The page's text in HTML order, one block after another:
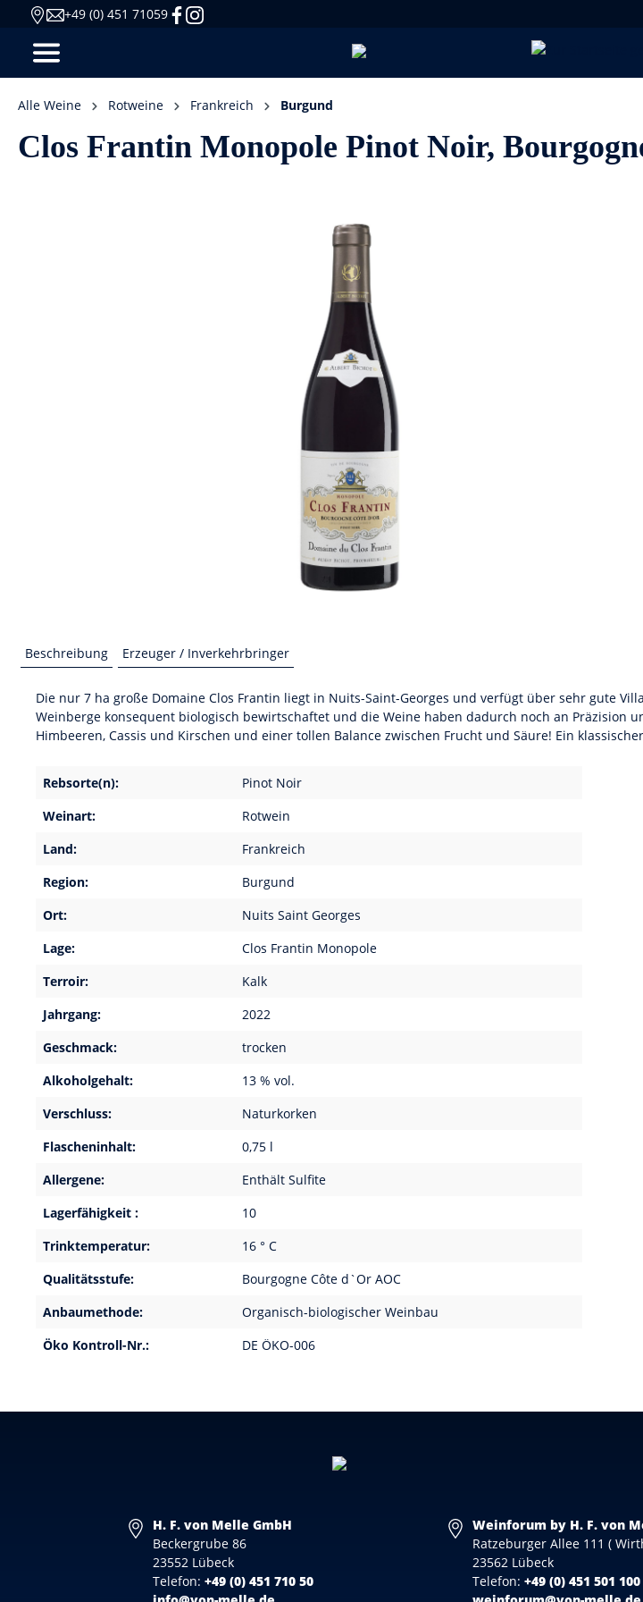
+49 (0) 451 71059
Alle Weine Rotweine Frankreich Burgund
Clos Frantin Monopole Pinot Noir,
Beschreibung Erzeuger / Inverkehrbringer
Die nur 7 ha große Domaine Clos Frantin liegt in Nuits-Saint-Georges und verfügt über sehr gute
Weinberge konsequent biologisch bewirtschaftet und die Weine haben dadurch noch an Präzision
Himbeeren, Cassis und Kirschen und einer tollen Balance zwischen Frucht und Säure! Ein
Rebsorte(n):
Pinot Noir
Weinart:
Rotwein
Land:
Frankreich
Region:
Burgund
Ort:
Nuits Saint Georges
Lage:
Clos Frantin Monopole
Terroir:
Kalk
Jahrgang:
2022
Geschmack:
trocken
Alkoholgehalt:
13 % vol.
Verschluss:
Naturkorken
Flascheninhalt:
0,75 l
Allergene:
Enthält Sulfite
Lagerfähigkeit :
10
Trinktemperatur:
16 ° C
Qualitätsstufe:
Bourgogne Côte d`Or AOC
Anbaumethode:
Organisch-biologischer Weinbau
Öko Kontroll-Nr.:
DE ÖKO-006
H. F. von Melle GmbH
Beckergrube 86
23552 Lübeck
Telefon:+49 (0) 451 710 50
Weinforum by H. F. von
Ratzeburger Allee 111 (
23562 Lübeck
Telefon: +49 (0) 451 501 100